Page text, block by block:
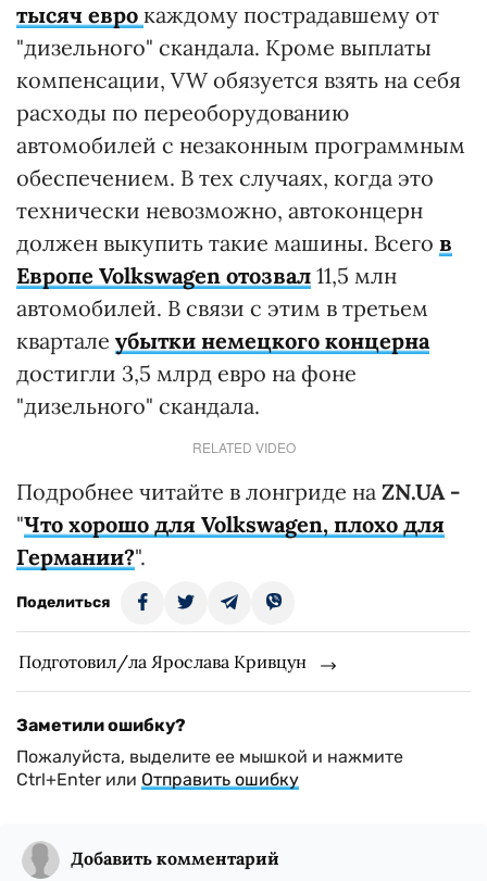
тысяч евро каждому пострадавшему от
"дизельного" скандала. Кроме выплаты
компенсации, VW обязуется взять на себя
расходы по переоборудованию
автомобилей с незаконным программным
обеспечением. В тех случаях, когда это
технически невозможно, автоконцерн
должен выкупить такие машины. Всего в
Европе Volkswagen отозвал 11,5 млн
автомобилей. В связи с этим в третьем
квартале убытки немецкого концерна
достигли 3,5 млрд евро на фоне
"дизельного" скандала.
RELATED VIDEO
Подробнее читайте в лонгриде на ZN.UA -
"Что хорошо для Volkswagen, плохо для
Германии?".
Поделиться
Подготовил/ла Ярослава Кривцун
Заметили ошибку?
Пожалуйста, выделите ее мышкой и нажмите
Ctrl+Enter или Отправить ошибку
Добавить комментарий